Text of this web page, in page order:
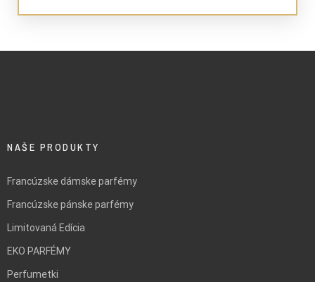
NAŠE PRODUKTY
Francúzske dámske parfémy
Francúzske pánske parfémy
Limitovaná Edícia
EKO PARFÉMY
Perfumetki